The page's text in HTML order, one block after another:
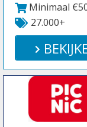
Minimaal
27.000+